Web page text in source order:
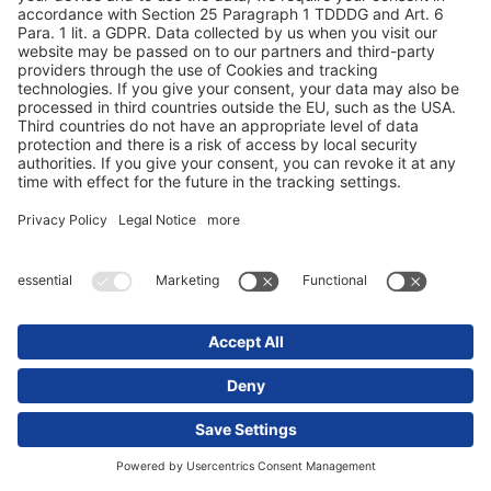
dintre J.S. Logistics, cu sediul în Kirkel, Saarland și Schmitz
Cargobull.
Aflaţi mai multe
individuale ale autovehiculului.